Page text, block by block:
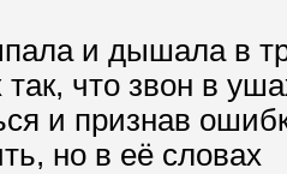
и дышала в
что звон в
и признав
но в её словах